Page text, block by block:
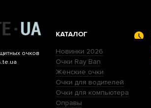
очков
КАТАЛОГ
Новинки 2026
Очки Ray Ban
Женские очки
Очки для водителей
Очки для компьютера
Оправы